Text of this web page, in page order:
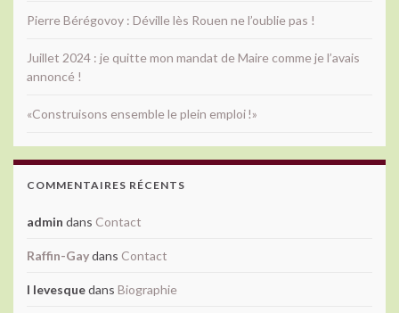
Pierre Bérégovoy : Déville lès Rouen ne l’oublie pas !
Juillet 2024 : je quitte mon mandat de Maire comme je l’avais
annoncé !
«Construisons ensemble le plein emploi !»
COMMENTAIRES RÉCENTS
admin dans Contact
Raffin-Gaydans Contact
l levesquedans Biographie